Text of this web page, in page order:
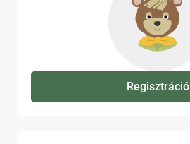
Regisztráció